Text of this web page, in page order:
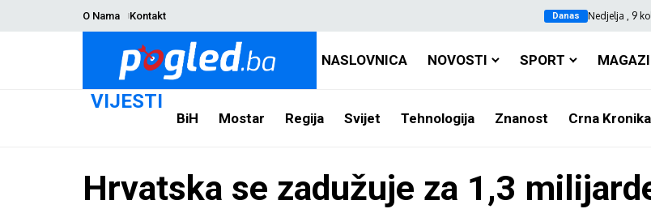
O Nama Kontakt Danas Nedjelja , 9
NASLOVNICA NOVOSTI SPORT
VIJESTI
BiH Mostar Regija Svijet Tehnologija Znanost Crna Kronika
Hrvatska se zadužuje za 1,3